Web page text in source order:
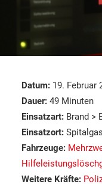
Datum: 19. Februar
Dauer: 49 Minuten
Einsatzart: Brand >
Einsatzort:
Fahrzeuge:
Weitere Kräfte: